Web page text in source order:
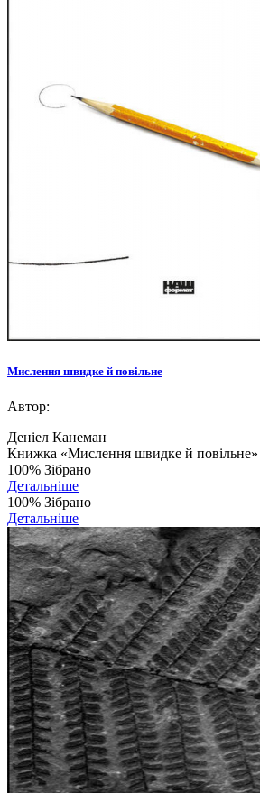
Мислення швидке й повільне
Автор:
Деніел Канеман
Книжка «Мислення швидке й повільне»
100% Зібрано
Детальніше
100% Зібрано
Детальніше